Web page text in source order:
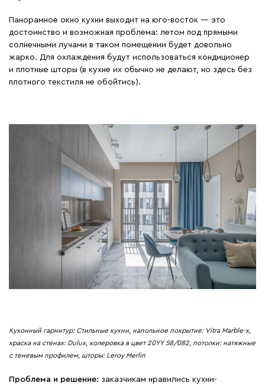
Панорамное окно кухни выходит на юго-восток — это
достоинство и возможная проблема: летом под прямыми
солнечными лучами в таком помещении будет довольно
жарко. Для охлаждения будут использоваться кондиционер
и плотные шторы (в кухне их обычно не делают, но здесь без
плотного текстиля не обойтись).
Кухонный гарнитур: Стильные кухни, напольное покрытие: Vitra Marble-x,
краска на стенах: Dulux, колеровка в цвет 20YY 58/082, потолки: натяжные
с теневым профилем, шторы: Leroy Merlin
Проблема и решение: заказчикам нравились кухни-